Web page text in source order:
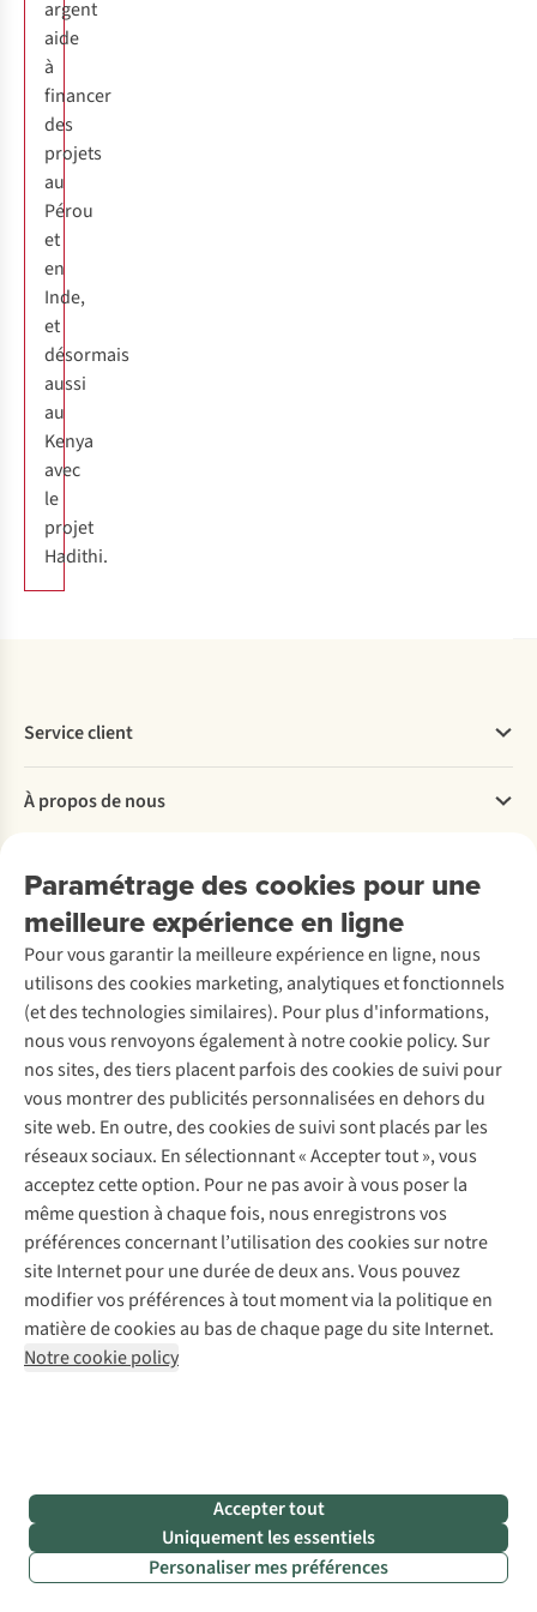
argent
aide
à
financer
des
projets
au
Pérou
et
en
Inde,
et
désormais
aussi
au
Kenya
avec
le
projet
Hadithi.
Paramétrage des cookies pour une
meilleure expérience en ligne
Pour vous garantir la meilleure expérience en ligne, nous
utilisons des cookies marketing, analytiques et fonctionnels
(et des technologies similaires). Pour plus d'informations,
nous vous renvoyons également à notre cookie policy. Sur
nos sites, des tiers placent parfois des cookies de suivi pour
vous montrer des publicités personnalisées en dehors du
site web. En outre, des cookies de suivi sont placés par les
réseaux sociaux. En sélectionnant « Accepter tout », vous
acceptez cette option. Pour ne pas avoir à vous poser la
même question à chaque fois, nous enregistrons vos
préférences concernant l’utilisation des cookies sur notre
site Internet pour une durée de deux ans. Vous pouvez
modifier vos préférences à tout moment via la politique en
matière de cookies au bas de chaque page du site Internet.
Notre cookie policy
Accepter tout
Uniquement les essentiels
Personaliser mes préférences
Service client
Commander
Livraison
Retourner
Rétractation d'une commande
Entretien & réparations
Garantie
Contactez-nous
À propos de nous
Explore More
Entreprise responsable
Nos magasins
À propos d’A.S.Adventure
Déclaration d'accessibilité
Nos services
Location / Location sports d’hiver
Seconde-main
Entretien de ski
Service de lavage
Entretien de chaussures
Réparation de chaussures
Réparation de vêtements
Retouches
Pour les entreprises
Découvrez
A.S.Magazine
Explore Camp
Gear Check
Expertise & conseils
Abonnez-vous à la newsletter
Suivez-nous
Mentions légales
Politique de confidentialité
Conditions générales
TVA LU 145.75.057